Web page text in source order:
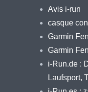
Avis i-run
casque
Garmin
Garmin
i-Run.de :
Laufsport,